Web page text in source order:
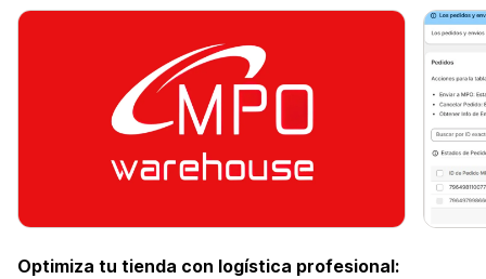
Optimiza tu tienda con logística profesional: